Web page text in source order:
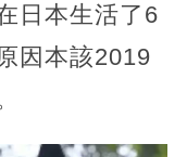
日本生活了6
因本該2019